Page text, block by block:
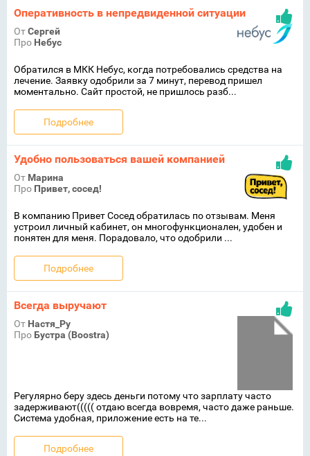
Оперативность в непредвиденной ситуации
ОтСергей
Про Небус
Обратился в МКК Небус, когда потребовались средства на
лечение. Заявку одобрили за 7 минут, перевод пришел
моментально. Сайт простой, не пришлось разб...
Подробнее
Удобно пользоваться вашей компанией
От Марина
Про Привет, сосед!
В компанию Привет Сосед обратилась по отзывам. Меня
устроил личный кабинет, он многофункционален, удобен и
понятен для меня. Порадовало, что одобрили ...
Подробнее
Всегда выручают
От Настя_Ру
Про Бустра (Boostra)
Регулярно беру здесь деньги потому что зарплату часто
задерживают((((( отдаю всегда вовремя, часто даже раньше.
Система удобная, приложение есть на те...
Подробнее